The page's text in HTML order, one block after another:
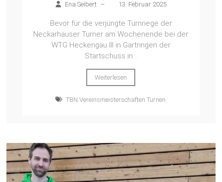
Ena Seibert – 13. Februar 2025
Bevor für die verjüngte Turnriege der
Neckarhäuser Turner am Wochenende bei der
WTG Heckengäu III in Gärtringen der
Startschuss in...
Weiterlesen
TBN Vereinsmeisterschaften Turnen